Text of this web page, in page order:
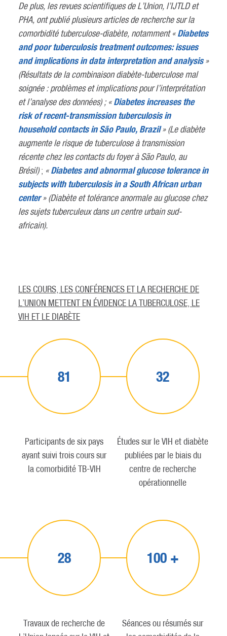
De plus, les revues scientifiques de L’Union, l’IJTLD et
PHA, ont publié plusieurs articles de recherche sur la
comorbidité tuberculose-diabète, notamment «Diabetes
and poor tuberculosis treatment outcomes: issues
and implications in data interpretation and analysis»
(Résultats de la combinaison diabète-tuberculose mal
soignée : problèmes et implications pour l’interprétation
et l’analyse des données) ; « Diabetes increases the
risk of recent-transmission tuberculosis in
household contacts in São Paulo, Brazil» (Le diabète
augmente le risque de tuberculose à transmission
récente chez les contacts du foyer à São Paulo, au
Brésil); «Diabetes and abnormal glucose tolerance in
subjects with tuberculosis in a South African urban
center» (Diabète et tolérance anormale au glucose chez
les sujets tuberculeux dans un centre urbain sud-
africain).
LES COURS, LES CONFÉRENCES ET LA RECHERCHE DE
L’UNION METTENT EN ÉVIDENCE LA TUBERCULOSE, LE
VIH ET LE DIABÈTE
81
Participants de six pays
ayant suivi trois cours sur
la comorbidité TB-VIH
32
Études sur le VIH et diabète
publiées par le biais du
centre de recherche
opérationnelle
28
Travaux de recherche de
100 +
Séances ou résumés sur